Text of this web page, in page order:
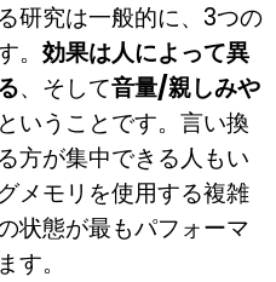
研究は一般的に、3つの
効果は人によって異
、そして音量/親しみや
ということです。言い換
方が集中できる人もい
メモリを使用する複雑
状態が最もパフォーマ
。